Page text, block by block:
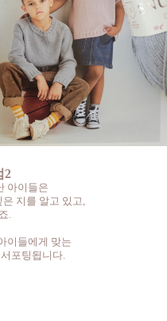
2
아이들은
지를 알고 있고,
.
이들에게 맞는
포팅됩니다.